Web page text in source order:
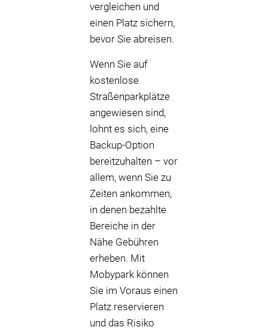
vergleichen und
einen Platz sichern,
bevor Sie abreisen.
Wenn Sie auf
kostenlose
Straßenparkplätze
angewiesen sind,
lohnt es sich, eine
Backup-Option
bereitzuhalten – vor
allem, wenn Sie zu
Zeiten ankommen,
in denen bezahlte
Bereiche in der
Nähe Gebühren
erheben. Mit
Mobypark können
Sie im Voraus einen
Platz reservieren
und das Risiko